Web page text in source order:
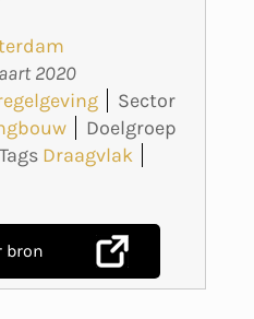
2020
Sector
Doelgroep
Tags Draagvlak
bron